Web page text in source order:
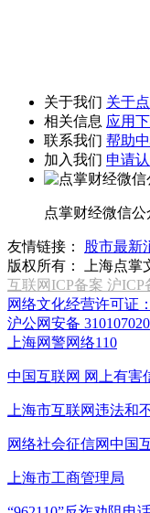
关于我们 关于
相关信息 应用
联系我们 帮助
加入我们 申请
点掌财经微信公
友情链接： 股市最新
版权所有：
上海点掌
互联网ICP备案 沪ICP
网络文化经营许可证
沪公网安备
上海网警网络110
中国互联网 网上有害
上海市互联网违法和
网络社会征信网中国
上海市工商管理局